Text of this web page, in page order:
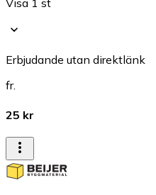
Visa 1 st
Erbjudande utan direktlänk
fr.
25 kr